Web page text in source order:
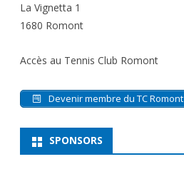
La Vignetta 1
1680 Romont
Accès au Tennis Club Romont
Devenir membre du TC Romont
SPONSORS